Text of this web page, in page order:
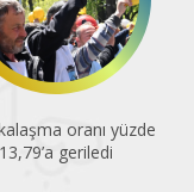
oranı yüzde
13,79’a geriledi